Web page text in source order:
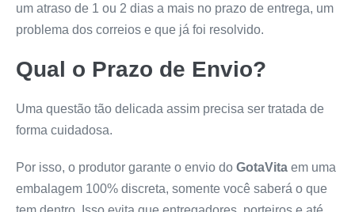
um atraso de 1 ou 2 dias a mais no prazo de entrega, um
problema dos correios e que já foi resolvido.
Qual o Prazo de Envio?
Uma questão tão delicada assim precisa ser tratada de
forma cuidadosa.
Por isso, o produtor garante o envio do GotaVita em uma
embalagem 100% discreta, somente você saberá o que